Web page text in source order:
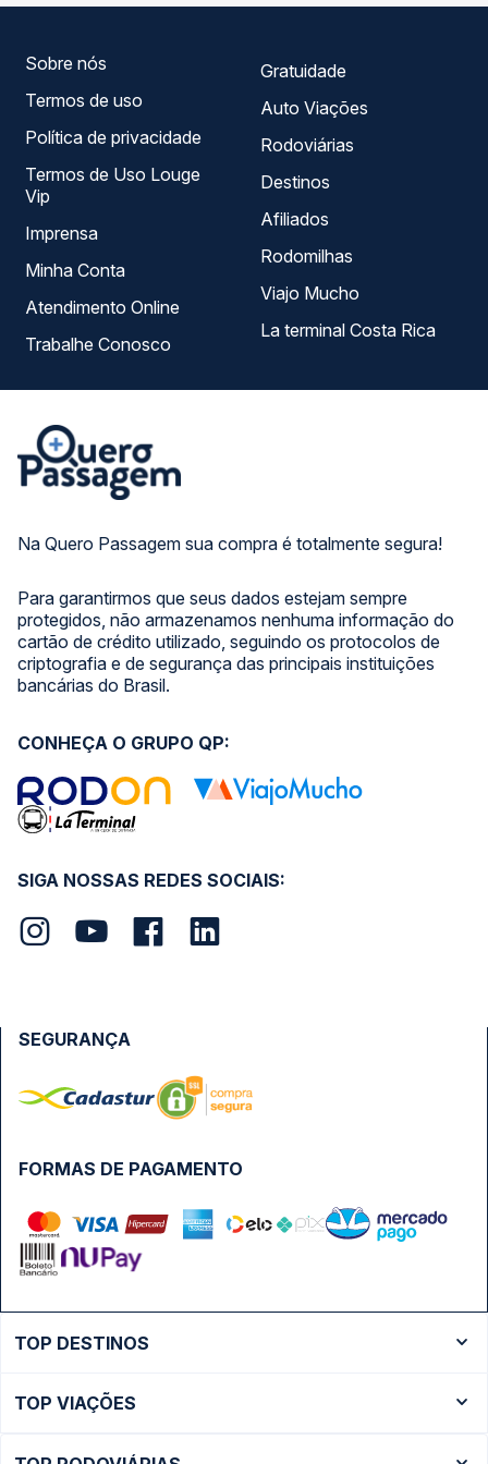
Na Quero Passagem sua compra é totalmente segura!
Para garantirmos que seus dados estejam sempre
protegidos, não armazenamos nenhuma informação do
cartão de crédito utilizado, seguindo os protocolos de
criptografia e de segurança das principais instituições
bancárias do Brasil.
Sobre nós
Termos de uso
Política de privacidade
Termos de Uso Louge
Vip
Imprensa
Minha Conta
Atendimento Online
Trabalhe Conosco
Gratuidade
Auto Viações
Rodoviárias
Destinos
Afiliados
Rodomilhas
Viajo Mucho
La terminal Costa Rica
SIGA NOSSAS REDES SOCIAIS:
CONHEÇA O GRUPO QP:
FORMAS DE PAGAMENTO
SEGURANÇA
TOP DESTINOS
Ônibus São Paulo
TOP VIAÇÕES